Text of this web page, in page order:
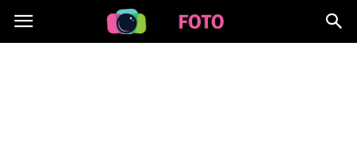
Lafoto.pl